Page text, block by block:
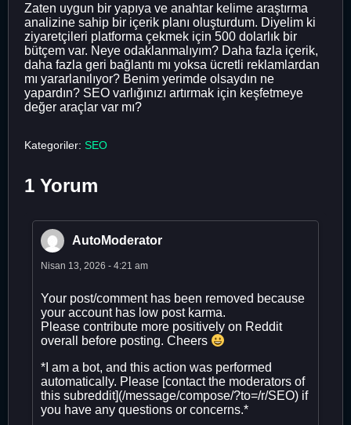
Zaten uygun bir yapıya ve anahtar kelime araştırma
analizine sahip bir içerik planı oluşturdum. Diyelim ki
ziyaretçileri platforma çekmek için 500 dolarlık bir
bütçem var. Neye odaklanmalıyım? Daha fazla içerik,
daha fazla geri bağlantı mı yoksa ücretli reklamlardan
mı yararlanılıyor? Benim yerimde olsaydın ne
yapardın? SEO varlığınızı artırmak için keşfetmeye
değer araçlar var mı?
Kategoriler: SEO
1 Yorum
AutoModerator
Nisan 13, 2026 - 4:21 am
Your post/comment has been removed because
your account has low post karma.
Please contribute more positively on Reddit
overall before posting. Cheers
*I am a bot, and this action was performed
automatically. Please [contact the moderators of
this subreddit](/message/compose/?to=/r/SEO) if
you have any questions or concerns.*